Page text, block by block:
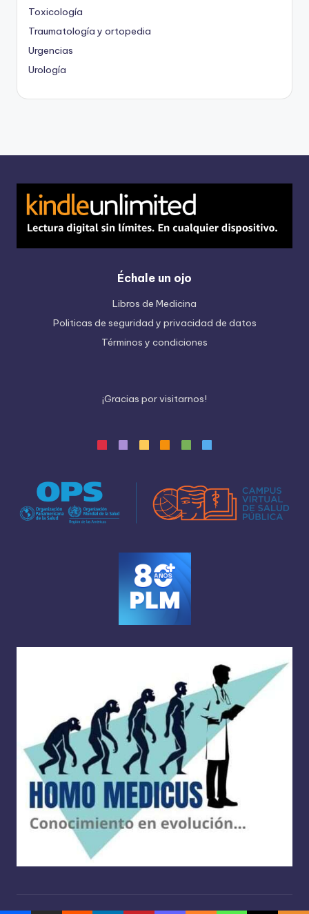
Toxicología
Traumatología y ortopedia
Urgencias
Urología
Échale un ojo
Libros de Medicina
Politicas de seguridad y privacidad de datos
Términos y condiciones
¡Gracias porvisitarnos!